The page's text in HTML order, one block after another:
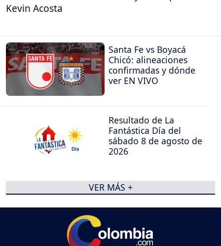
Kevin Acosta
Santa Fe vs Boyacá
Chicó: alineaciones
confirmadas y dónde
ver EN VIVO
Resultado de La
Fantástica Día del
sábado 8 de agosto de
2026
VER MÁS +